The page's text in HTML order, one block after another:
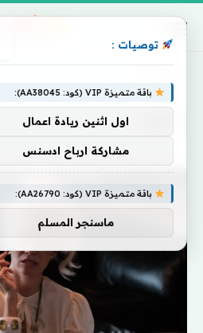
توصيات :
باقة متميزة VIP (كود: AA38045):
اول اثنين ريادة اعمال
مشاركة ارباح ادسنس
باقة متميزة VIP (كود: AA26790):
ماسنجر المسلم